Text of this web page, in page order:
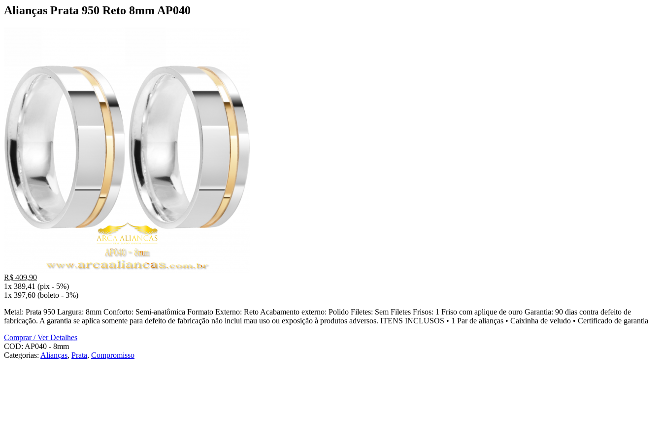
Alianças Prata 950 Reto 8mm AP040
R$ 409,90
1x 389,41 (pix - 5%)
1x 397,60 (boleto - 3%)
Metal: Prata 950 Largura: 8mm Conforto: Semi-anatômica Formato Externo: Reto Acabamento externo: Polido Filetes: Sem Filetes Frisos: 1 Friso com aplique de ouro Garantia: 90 dias contra defeito de
fabricação. A garantia se aplica somente para defeito de fabricação não inclui mau uso ou exposição à produtos adversos. ITENS INCLUSOS • 1 Par de alianças • Caixinha de veludo • Certificado de garantia
Comprar / Ver Detalhes
COD: AP040 - 8mm
Categorias: Alianças, Prata, Compromisso